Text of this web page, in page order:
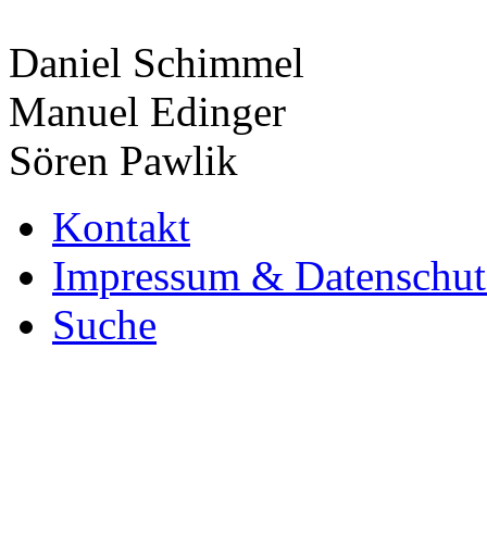
Daniel Schimmel
Manuel Edinger
Sören Pawlik
Kontakt
Impressum &
Suche